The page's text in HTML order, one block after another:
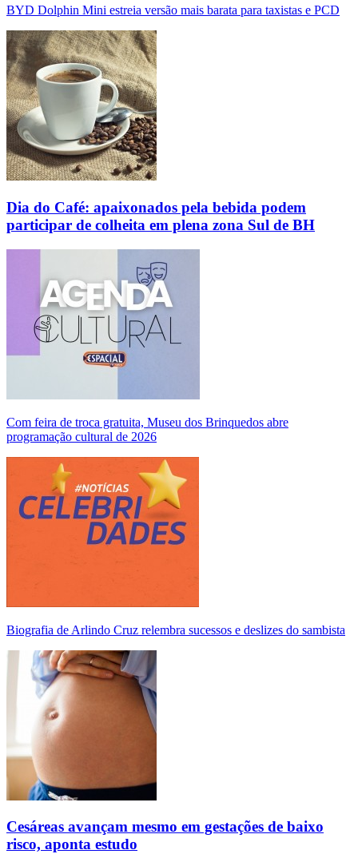
BYD Dolphin Mini estreia versão mais barata para taxistas e PCD
Dia do Café: apaixonados pela bebida podem
participar de colheita em plena zona Sul de BH
Com feira de troca gratuita, Museu dos Brinquedos abre
programação cultural de 2026
Biografia de Arlindo Cruz relembra sucessos e deslizes do sambista
Cesáreas avançam mesmo em gestações de baixo
risco, aponta estudo